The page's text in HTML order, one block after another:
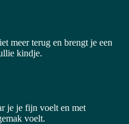
meer terug en brengt je een
kindje.
je je fijn voelt en met
voelt.